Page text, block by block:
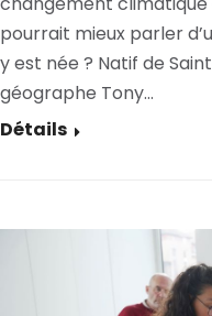
pourrait mieux parler
y est née ? Natif de
géographe Tony…
Détails